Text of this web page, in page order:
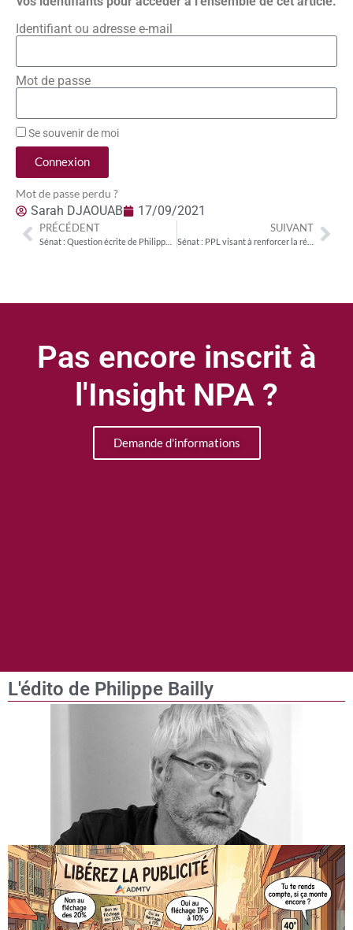
Identifiant ou adresse e-mail
Mot de passe
Se souvenir de moi
Connexion
Mot de passe perdu ?
Sarah DJAOUAB 17/09/2021
PRÉCÉDENT SUIVANT
Sénat : PPL visant à renforcer la régulation environnementale du numérique par l’Arcep
Pas encore inscrit à
l'Insight NPA ?
Demande d'informations
L'édito de Philippe Bailly